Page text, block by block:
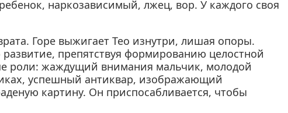
наркозависимый, лжец, вор. У каждого своя
Горе выжигает Тео изнутри, лишая опоры.
препятствуя формированию целостной
роли: жаждущий внимания мальчик, молодой
успешный антиквар, изображающий
картину. Он приспосабливается, чтобы